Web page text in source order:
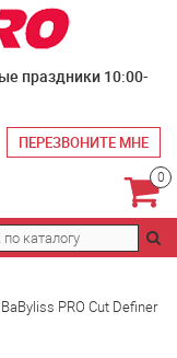
праздники 10:00-
ПЕРЕЗВОНИТЕ МНЕ
0
PRO Cut Definer